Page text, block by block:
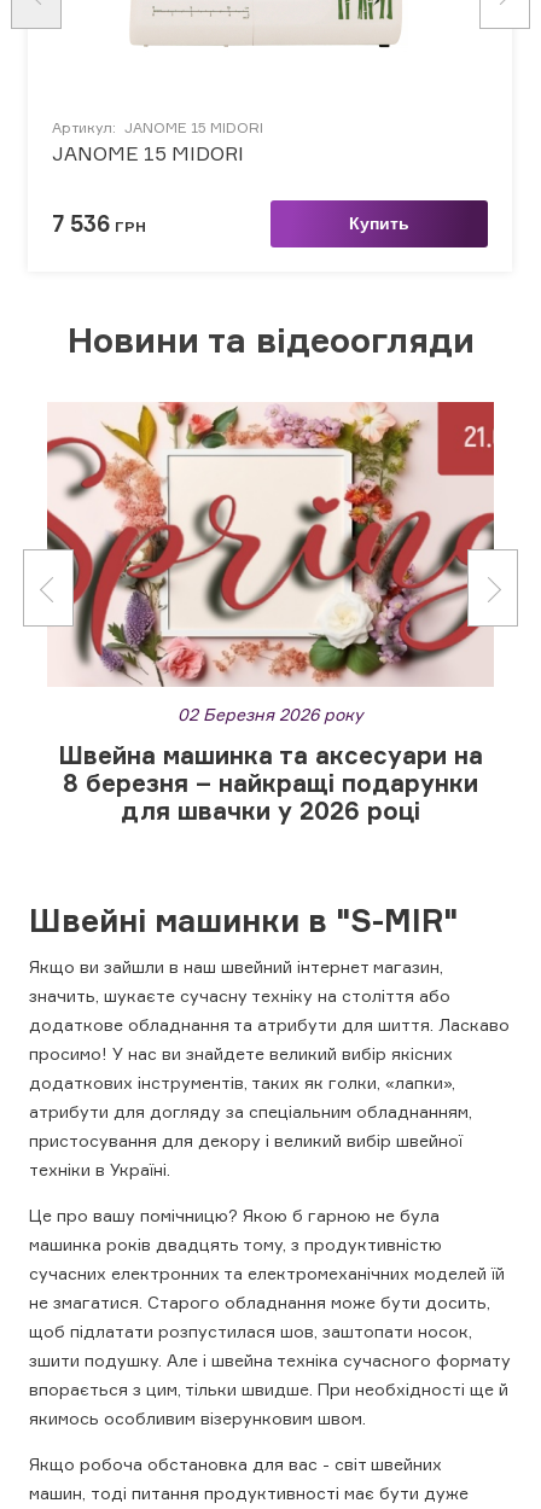
Артикул: JANOME 15 MIDORI
JANOME 15 MIDORI
7 536 ГРН Купить
Новини та відеоогляди
02 Березня 2026 року
Швейна машинка та аксесуари на
8 березня – найкращі подарунки
для швачки у 2026 році
Швейні машинки в "S-MIR"
Якщо ви зайшли в наш швейний інтернет магазин,
значить, шукаєте сучасну техніку на століття або
додаткове обладнання та атрибути для шиття. Ласкаво
просимо! У нас ви знайдете великий вибір якісних
додаткових інструментів, таких як голки, «лапки»,
атрибути для догляду за спеціальним обладнанням,
пристосування для декору і великий вибір швейної
техніки в Україні.
Це про вашу помічницю? Якою б гарною не була
машинка років двадцять тому, з продуктивністю
сучасних електронних та електромеханічних моделей їй
не змагатися. Старого обладнання може бути досить,
щоб підлатати розпустилася шов, заштопати носок,
зшити подушку. Але і швейна техніка сучасного формату
впорається з цим, тільки швидше. При необхідності ще й
якимось особливим візерунковим швом.
Якщо робоча обстановка для вас - світ швейних
машин, тоді питання продуктивності має бути дуже